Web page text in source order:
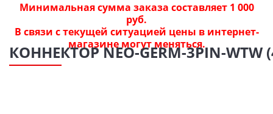
Минимальная сумма заказа составляет 1 000
руб.
В связи с текущей ситуацией цены в интернет-
магазине могут меняться.
КОННЕКТОР NEO-GERM-3PIN-WTW